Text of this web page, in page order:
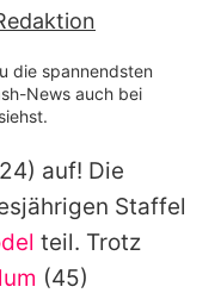
die spannendsten
News auch bei
auf! Die
Staffel
teil. Trotz
(45)